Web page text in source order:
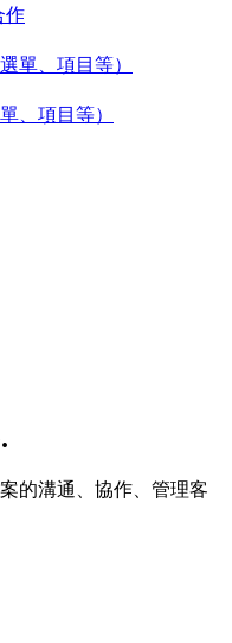
作
、項目等）
的溝通、協作、管理客